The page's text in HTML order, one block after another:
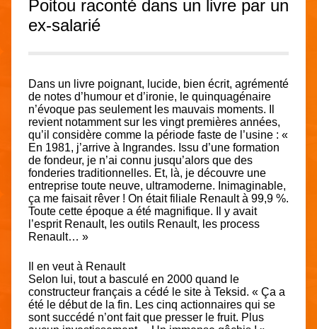
Poitou raconté dans un livre par un
ex-salarié
Dans un livre poignant, lucide, bien écrit, agrémenté
de notes d’humour et d’ironie, le quinquagénaire
n’évoque pas seulement les mauvais moments. Il
revient notamment sur les vingt premières années,
qu’il considère comme la période faste de l’usine : «
En 1981, j’arrive à Ingrandes. Issu d’une formation
de fondeur, je n’ai connu jusqu’alors que des
fonderies traditionnelles. Et, là, je découvre une
entreprise toute neuve, ultramoderne. Inimaginable,
ça me faisait rêver ! On était filiale Renault à 99,9 %.
Toute cette époque a été magnifique. Il y avait
l’esprit Renault, les outils Renault, les process
Renault… »
Il en veut à Renault
Selon lui, tout a basculé en 2000 quand le
constructeur français a cédé le site à Teksid. « Ça a
été le début de la fin. Les cinq actionnaires qui se
sont succédé n’ont fait que presser le fruit. Plus